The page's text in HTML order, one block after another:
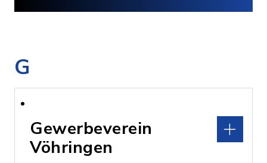
G
Gewerbeverein
Vöhringen